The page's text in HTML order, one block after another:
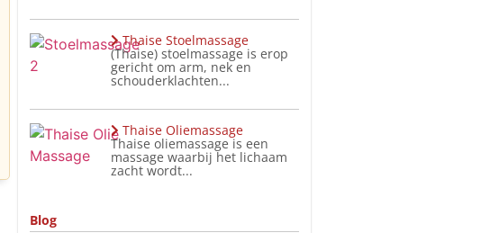
Thaise Stoelmassage
(Thaise) stoelmassage is erop
gericht om arm, nek en
schouderklachten...
Thaise Oliemassage
Thaise oliemassage is een
massage waarbij het lichaam
zacht wordt...
Blog